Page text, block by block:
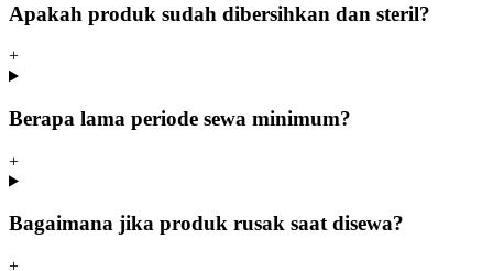
Apakah produk sudah dibersihkan dan steril?
+
Berapa lama periode sewa minimum?
+
Bagaimana jika produk rusak saat disewa?
+